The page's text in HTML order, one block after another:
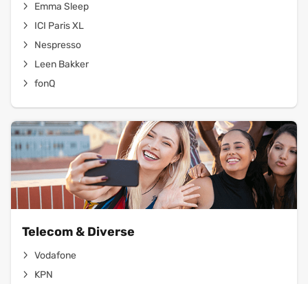
Emma Sleep
ICI Paris XL
Nespresso
Leen Bakker
fonQ
Telecom & Diverse
Vodafone
KPN